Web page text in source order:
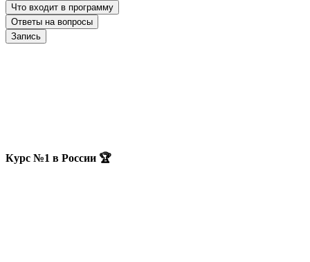
Что входит в программу
Ответы на вопросы
Запись
Курс №1 в России 🏆